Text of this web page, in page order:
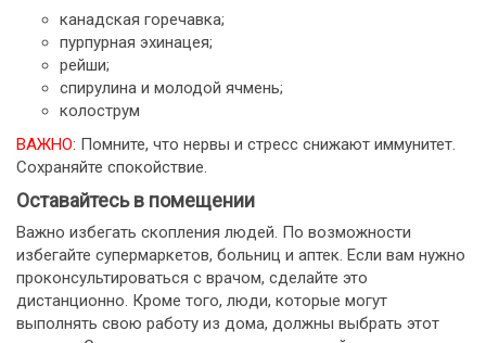
канадская горечавка;
пурпурная эхинацея;
рейши;
спирулина и молодой ячмень;
колострум
ВАЖНО: Помните, что нервы и стресс снижают иммунитет.
Сохраняйте спокойствие.
Оставайтесь в помещении
Важно избегать скопления людей. По возможности
избегайте супермаркетов, больниц и аптек. Если вам нужно
проконсультироваться с врачом, сделайте это
дистанционно. Кроме того, люди, которые могут
выполнять свою работу из дома, должны выбрать этот